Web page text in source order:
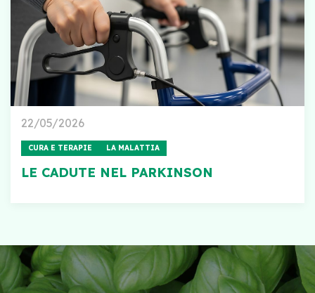
22/05/2026
CURA E TERAPIE LA MALATTIA
LE CADUTE NEL PARKINSON